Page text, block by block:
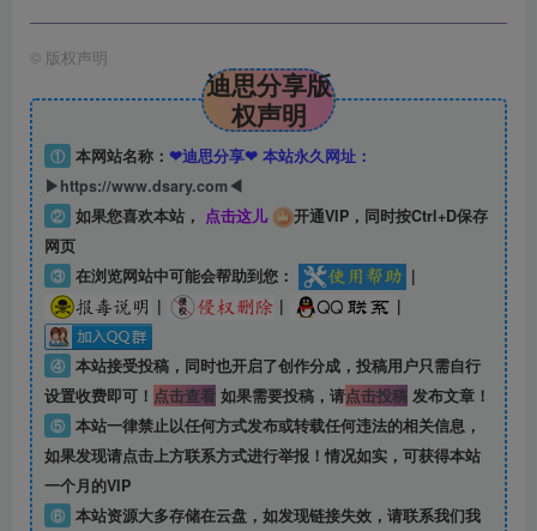
© 版权声明
迪思分享版
权声明
① 本网站名称： ❤迪思分享❤ 本站永久网址：
▶https://www.dsary.com◀
② 如果您喜欢本站， 点击这儿
开通VIP，同时按Ctrl+D保存
网页
③ 在浏览网站中可能会帮助到您：
|
|
| |
④ 本站接受投稿，同时也开启了创作分成，投稿用户只需自行
设置收费即可！ 点击查看如果需要投稿，请点击投稿发布文章！
⑤ 本站一律禁止以任何方式发布或转载任何违法的相关信息，
如果发现请点击上方联系方式进行举报！情况如实，可获得本站
一个月的VIP
⑥ 本站资源大多存储在云盘，如发现链接失效，请联系我们我